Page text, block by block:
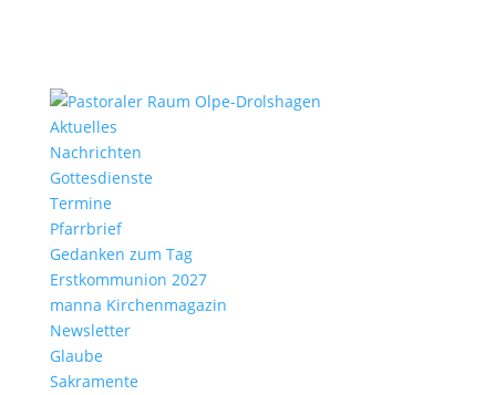
Aktu­elles
Nach­richten
Gottes­dienste
Termine
Pfarr­brief
Gedanken zum Tag
Erst­kom­mu­nion 2027
manna Kirchen­ma­gazin
News­letter
Glaube
Sakra­mente